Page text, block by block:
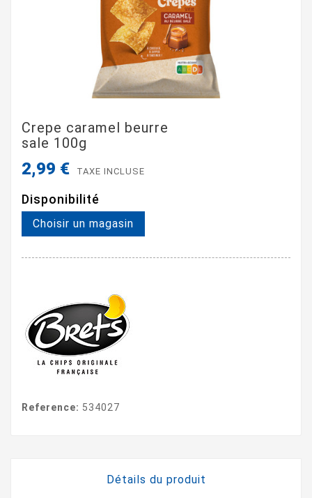
Crepe caramel beurre
sale 100g
2,99 € TAXE INCLUSE
Disponibilité
Choisir un magasin
Reference: 534027
Détails du produit